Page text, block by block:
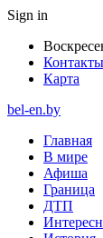
Sign in
Контакты
Карта
bel-en.by
Главная
В мире
Афиша
Граница
ДТП